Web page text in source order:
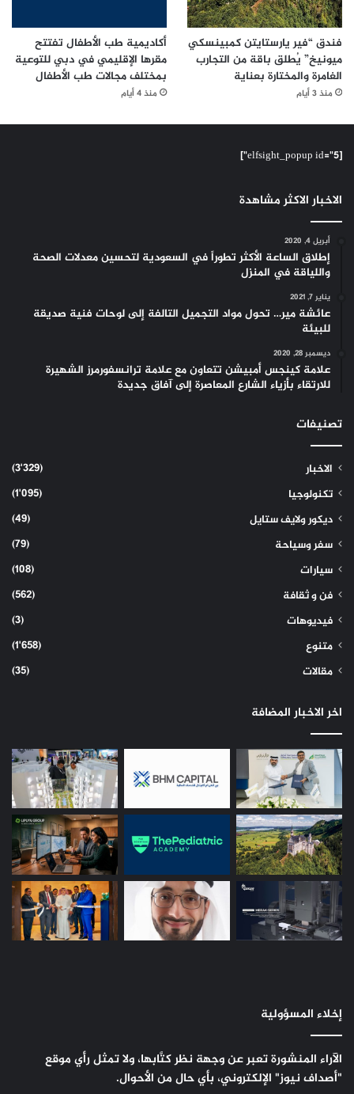
فندق “فير يارستايتن كمبينسكي
ميونيخ” يُطلق باقة من التجارب
الغامرة والمختارة بعناية
منذ 3 أيام
أكاديمية طب الأطفال تفتتح
مقرها الإقليمي في دبي للتوعية
بمختلف مجالات طب الأطفال
منذ 4 أيام
[elfsight_popup id="5"]
الاخبار الاكثر مشاهدة
أبريل 4, 2020
إطلاق الساعة الأكثر تطوراً في السعودية لتحسين معدلات الصحة
واللياقة في المنزل
يناير 7, 2021
عائشة مير… تحول مواد التجميل التالفة إلى لوحات فنية صديقة
للبيئة
ديسمبر 28, 2020
علامة كينجس أمبيشن تتعاون مع علامة ترانسفورمرز الشهيرة
للارتقاء بأزياء الشارع المعاصرة إلى آفاق جديدة
تصنيفات
الاخبار
(3٬329)
تكنولوجيا
(1٬095)
ديكور ولايف ستايل
(49)
سفر وسياحة
(79)
سيارات
(108)
فن و ثقافة
(562)
فيديوهات
(3)
متنوع
(1٬658)
مقالات
(35)
اخر الاخبار المضافة
إخلاء المسؤولية
الآراء المنشورة تعبر عن وجهة نظر كتَّابها، ولا تمثل رأي موقع
"أصداف نيوز" الإلكتروني، بأي حال من الأحوال.